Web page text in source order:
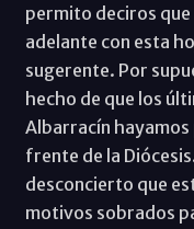
permito deciros que
adelante con esta
sugerente. Por
hecho de que los
Albarracín hayamos
frente de la
desconcierto que
motivos sobrados